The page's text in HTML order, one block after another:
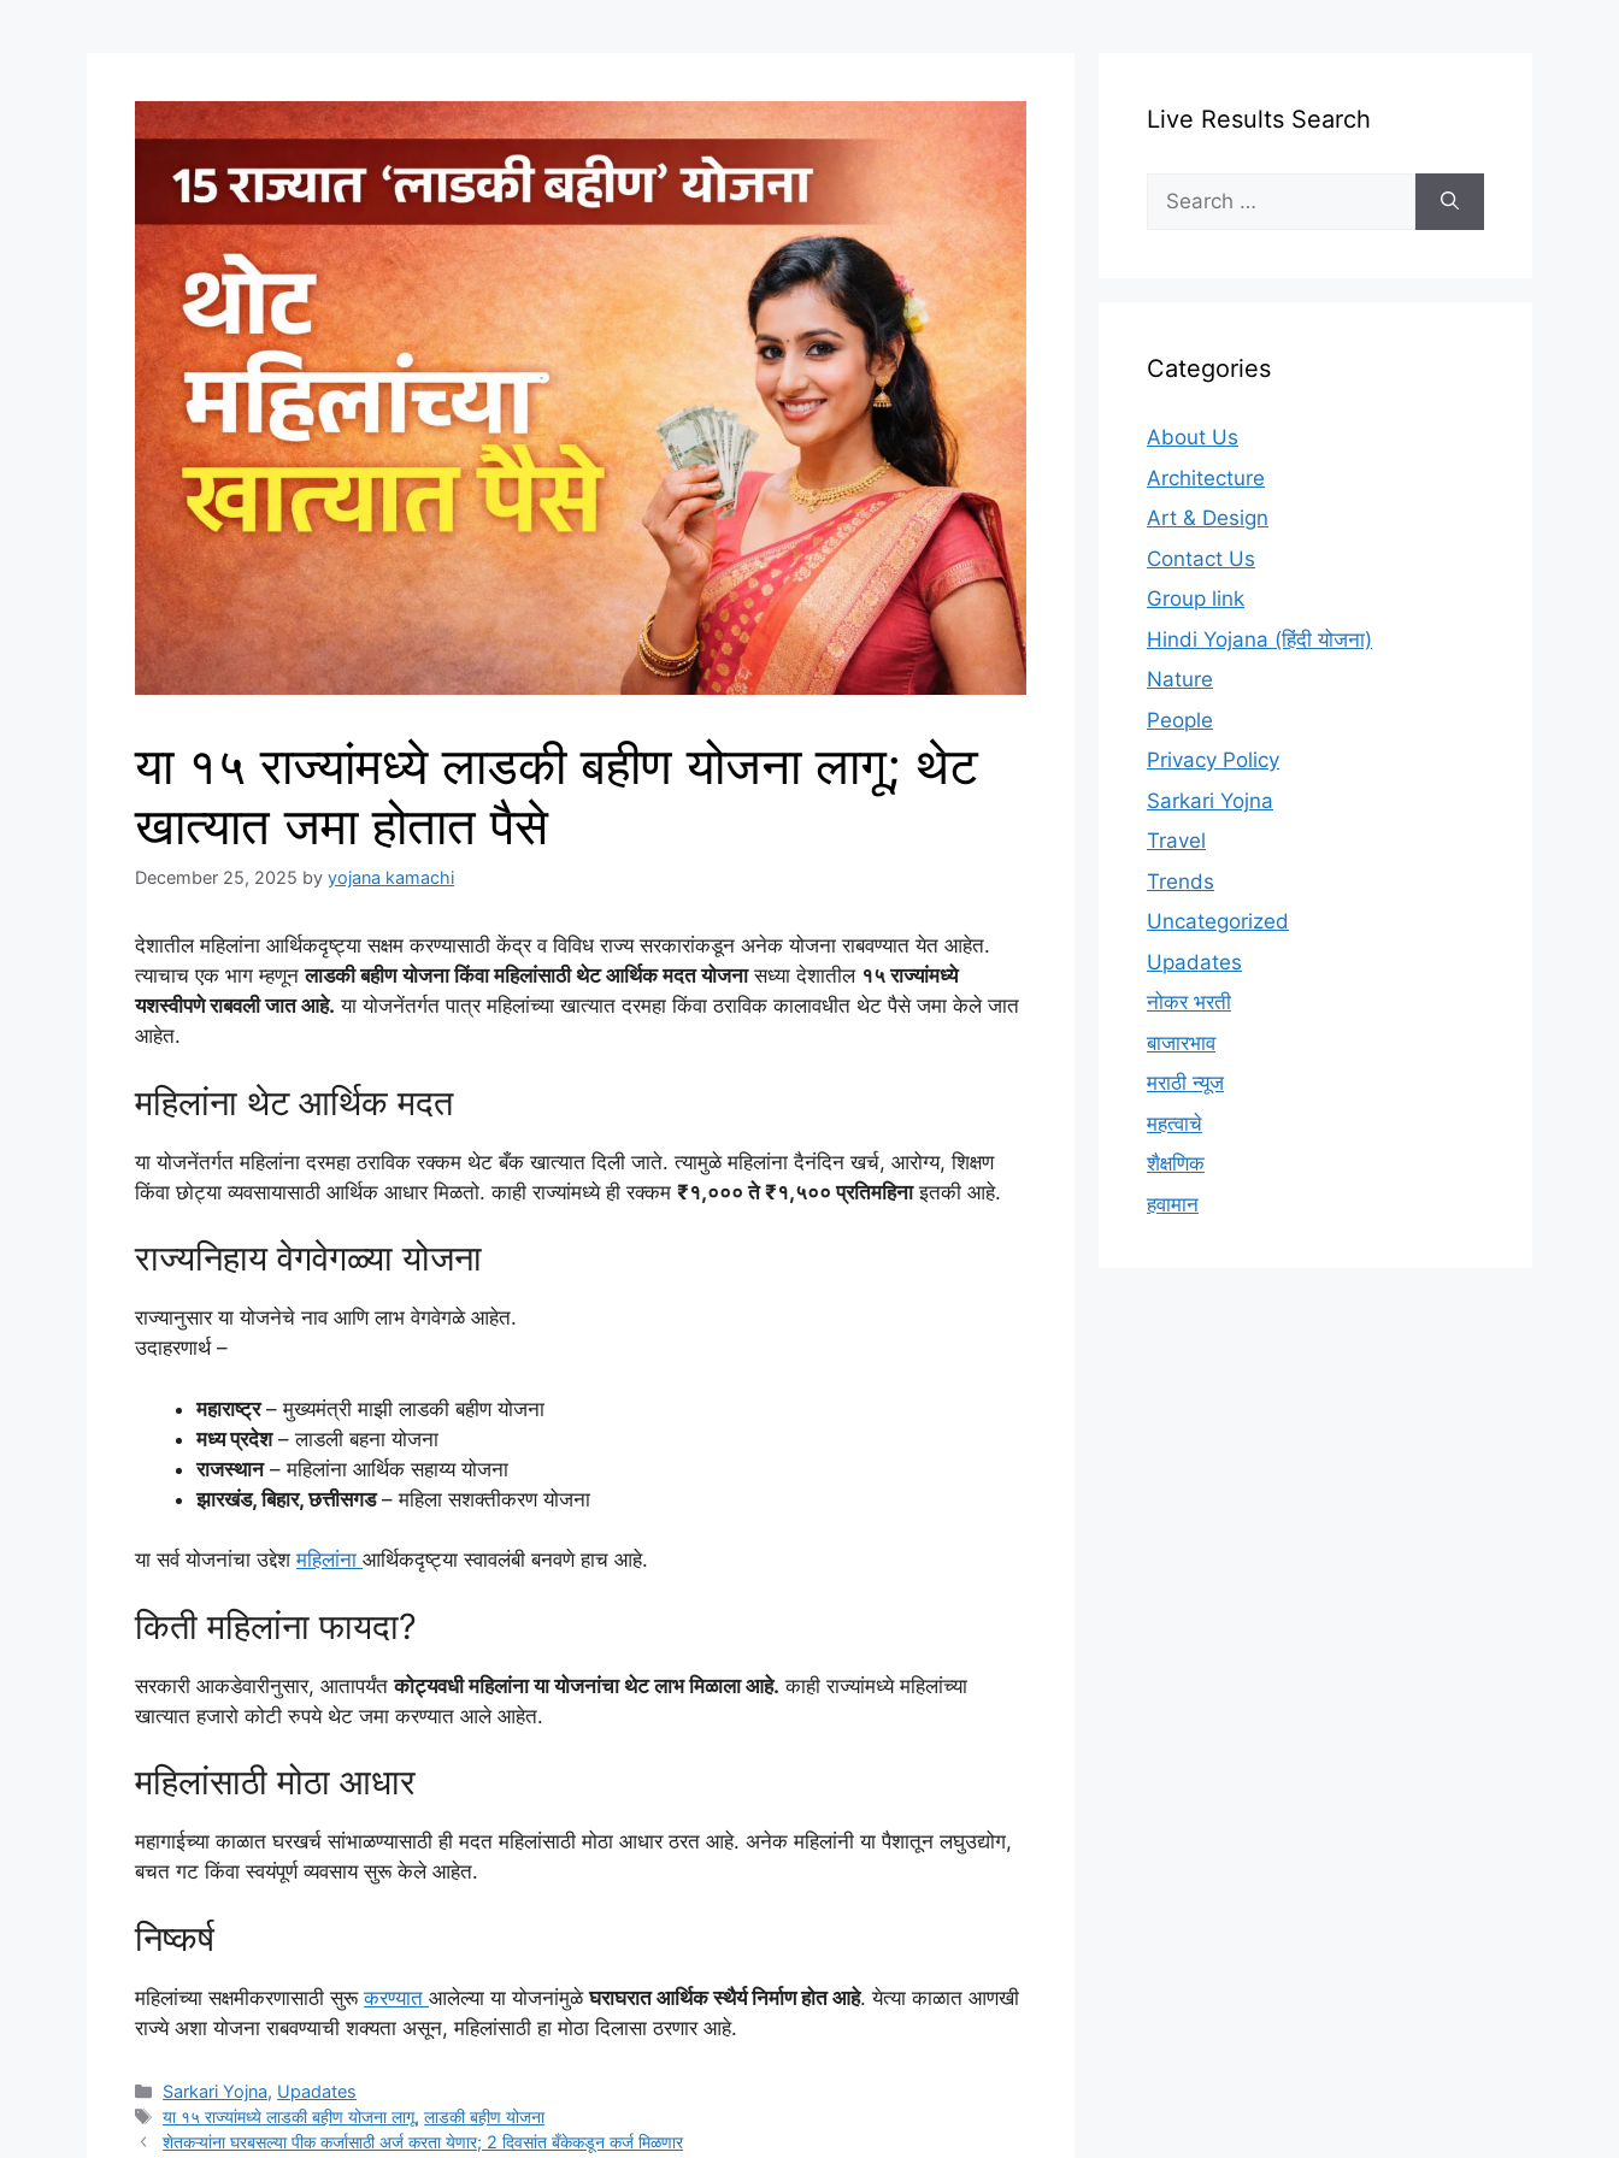
या १५ राज्यांमध्ये लाडकी बहीण योजना लागू; थेट
खात्यात जमा होतात पैसे
December 25, 2025 by yojana kamachi
देशातील महिलांना आर्थिकदृष्ट्या सक्षम करण्यासाठी केंद्र व विविध राज्य सरकारांकडून अनेक योजना राबवण्यात येत आहेत.
त्याचाच एक भाग म्हणूनलाडकी बहीण योजना किंवा महिलांसाठी थेट आर्थिक मदत योजनासध्या देशातील १५ राज्यांमध्ये
यशस्वीपणे राबवली जात आहे. या योजनेंतर्गत पात्र महिलांच्या खात्यात दरमहा किंवा ठराविक कालावधीत थेट पैसे जमा केले जात
आहेत.
महिलांना थेट आर्थिक मदत
या योजनेंतर्गत महिलांना दरमहा ठराविक रक्कम थेट बँक खात्यात दिली जाते. त्यामुळे महिलांना दैनंदिन खर्च, आरोग्य, शिक्षण
किंवा छोट्या व्यवसायासाठी आर्थिक आधार मिळतो. काही राज्यांमध्ये ही रक्कम ₹१,००० ते ₹१,५०० प्रतिमहिनाइतकी आहे.
राज्यनिहाय वेगवेगळ्या योजना
राज्यानुसार या योजनेचे नाव आणि लाभ वेगवेगळे आहेत.
उदाहरणार्थ –
महाराष्ट्र– मुख्यमंत्री माझी लाडकी बहीण योजना
मध्य प्रदेश– लाडली बहना योजना
राजस्थान– महिलांना आर्थिक सहाय्य योजना
झारखंड, बिहार, छत्तीसगड– महिला सशक्तीकरण योजना
या सर्व योजनांचा उद्देशमहिलांना आर्थिकदृष्ट्या स्वावलंबी बनवणे हाच आहे.
किती महिलांना फायदा?
सरकारी आकडेवारीनुसार, आतापर्यंतकोट्यवधी महिलांना या योजनांचा थेट लाभ मिळाला आहे. काही राज्यांमध्ये महिलांच्या
खात्यात हजारो कोटी रुपये थेट जमा करण्यात आले आहेत.
महिलांसाठी मोठा आधार
महागाईच्या काळात घरखर्च सांभाळण्यासाठी ही मदत महिलांसाठी मोठा आधार ठरत आहे. अनेक महिलांनी या पैशातून लघुउद्योग,
बचत गट किंवा स्वयंपूर्ण व्यवसाय सुरू केले आहेत.
निष्कर्ष
महिलांच्या सक्षमीकरणासाठी सुरूकरण्यात आलेल्या या योजनांमुळेघराघरात आर्थिक स्थैर्य निर्माण होत आहे. येत्या काळात आणखी
राज्ये अशा योजना राबवण्याची शक्यता असून, महिलांसाठी हा मोठा दिलासा ठरणार आहे.
Categories
Sarkari Yojna, Upadates
Tags
या १५ राज्यांमध्ये लाडकी बहीण योजना लागू,लाडकी बहीण योजना
शेतकऱ्यांना घरबसल्या पीक कर्जासाठी अर्ज करता येणार; 2 दिवसांत बँकेकडून कर्ज मिळणार
Live Results Search
Search
for:
Categories
About Us
Architecture
Art & Design
Contact Us
Group link
Hindi Yojana (हिंदी योजना)
Nature
People
Privacy Policy
Sarkari Yojna
Travel
Trends
Uncategorized
Upadates
नोकर भरती
बाजारभाव
मराठी न्यूज
महत्वाचे
शैक्षणिक
हवामान